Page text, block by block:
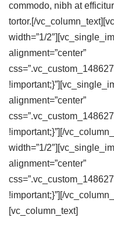
commodo, nibh at
tortor.[/
width=”1/
alignment=”center”
alignment=”center”
!important;}”][/
width=”1/
alignment=”center”
!important;}”][/
[vc_column_text]